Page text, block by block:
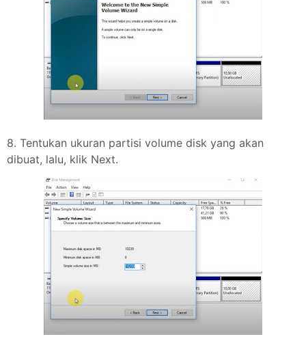
8. Tentukan ukuran partisi volume disk yang akan
dibuat, lalu, klik Next.